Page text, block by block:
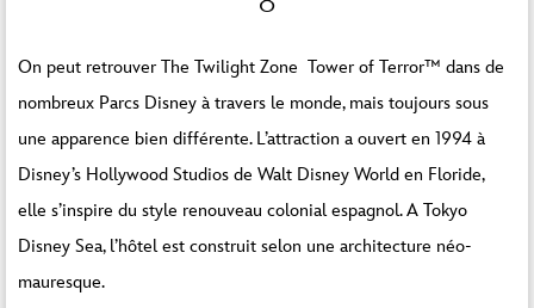
On peut retrouver The Twilight Zone Tower of Terror™ dans de
nombreux Parcs Disney à travers le monde, mais toujours sous
une apparence bien différente. L’attraction a ouvert en 1994 à
Disney’s Hollywood Studios de Walt Disney World en Floride,
elle s’inspire du style renouveau colonial espagnol. A Tokyo
Disney Sea, l’hôtel est construit selon une architecture néo-
mauresque.